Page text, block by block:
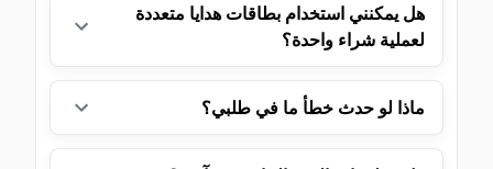
هل يمكنني استخدام بطاقات هدايا متعددة
لعملية شراء واحدة؟
ماذا لو حدث خطأ ما في طلبي؟